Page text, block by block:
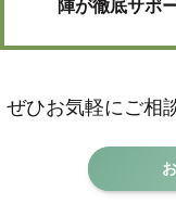
陣が徹底サポ
ぜひお気軽にご相